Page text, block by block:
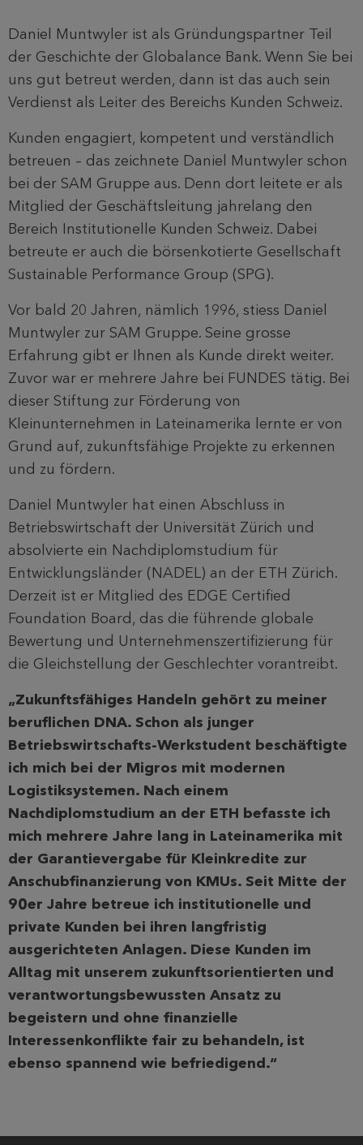
Daniel Muntwyler ist als Gründungspartner Teil
der Geschichte der Globalance Bank. Wenn Sie bei
uns gut betreut werden, dann ist das auch sein
Verdienst als Leiter des Bereichs Kunden Schweiz.
Kunden engagiert, kompetent und verständlich
betreuen – das zeichnete Daniel Muntwyler schon
bei der SAM Gruppe aus. Denn dort leitete er als
Mitglied der Geschäftsleitung jahrelang den
Bereich Institutionelle Kunden Schweiz. Dabei
betreute er auch die börsenkotierte Gesellschaft
Sustainable Performance Group (SPG).
Vor bald 20 Jahren, nämlich 1996, stiess Daniel
Muntwyler zur SAM Gruppe. Seine grosse
Erfahrung gibt er Ihnen als Kunde direkt weiter.
Zuvor war er mehrere Jahre bei FUNDES tätig. Bei
dieser Stiftung zur Förderung von
Kleinunternehmen in Lateinamerika lernte er von
Grund auf, zukunftsfähige Projekte zu erkennen
und zu fördern.
Daniel Muntwyler hat einen Abschluss in
Betriebswirtschaft der Universität Zürich und
absolvierte ein Nachdiplomstudium für
Entwicklungsländer (NADEL) an der ETH Zürich.
Derzeit ist er Mitglied des EDGE Certified
Foundation Board, das die führende globale
Bewertung und Unternehmenszertifizierung für
die Gleichstellung der Geschlechter vorantreibt.
„Zukunftsfähiges Handeln gehört zu meiner
beruflichen DNA. Schon als junger
Betriebswirtschafts-Werkstudent beschäftigte
ich mich bei der Migros mit modernen
Logistiksystemen. Nach einem
Nachdiplomstudium an der ETH befasste ich
mich mehrere Jahre lang in Lateinamerika mit
der Garantievergabe für Kleinkredite zur
Anschubfinanzierung von KMUs. Seit Mitte der
90er Jahre betreue ich institutionelle und
private Kunden bei ihren langfristig
ausgerichteten Anlagen. Diese Kunden im
Alltag mit unserem zukunftsorientierten und
verantwortungsbewussten Ansatz zu
begeistern und ohne finanzielle
Interessenkonflikte fair zu behandeln, ist
ebenso spannend wie befriedigend.“